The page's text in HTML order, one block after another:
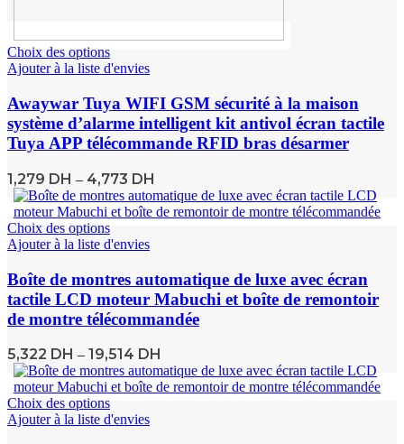
Choix des options
Ajouter à la liste d'envies
Awaywar Tuya WIFI GSM sécurité à la maison
système d’alarme intelligent kit antivol écran tactile
Tuya APP télécommande RFID bras désarmer
1,279 DH – 4,773 DH
Choix des options
Ajouter à la liste d'envies
Boîte de montres automatique de luxe avec écran
tactile LCD moteur Mabuchi et boîte de remontoir
de montre télécommandée
5,322 DH – 19,514 DH
Choix des options
Ajouter à la liste d'envies